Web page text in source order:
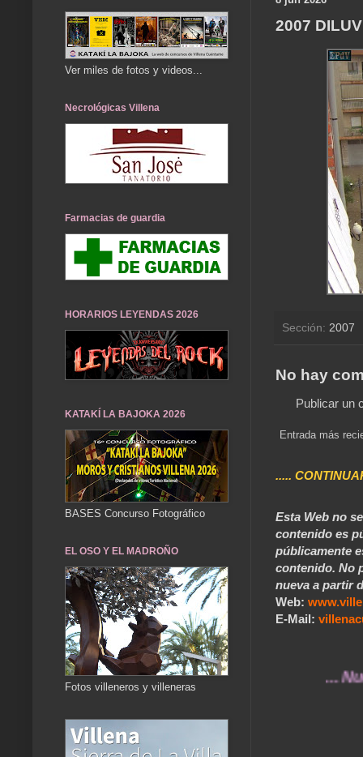
2007
Sección: 2007
No hay
Publicar un
Entrada más
.....
Esta Web no
contenido es
públicamente
contenido. No
nueva a partir
Web:
E-Mail:
... Nuestros
Ver miles de fotos y videos...
Necrológicas Villena
Farmacias de guardia
HORARIOS LEYENDAS 2026
KATAKÍ LA BAJOKA 2026
BASES Concurso Fotográfico
EL OSO Y EL MADROÑO
Fotos villeneros y villeneras